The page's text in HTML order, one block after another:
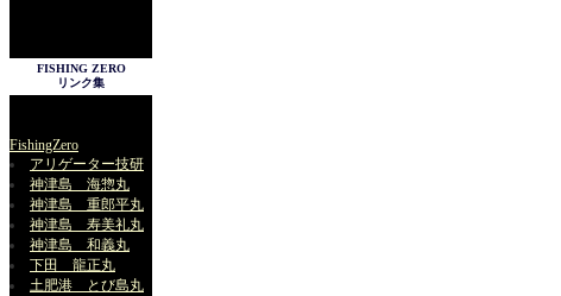
FISHING ZERO
リンク集
FishingZero
アリゲーター技研
神津島 海惣丸
神津島 重郎平丸
神津島 寿美礼丸
神津島 和義丸
下田 龍正丸
土肥港 とび島丸